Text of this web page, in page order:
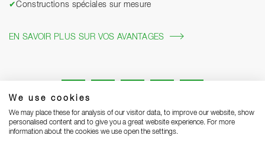
We use cookies
We may place these for analysis of our visitor data, to improve our website, show
personalised content and to give you a great website experience. For more
information about the cookies we use open the settings.
✔Constructions spéciales sur mesure
EN SAVOIR PLUS SUR VOS AVANTAGES